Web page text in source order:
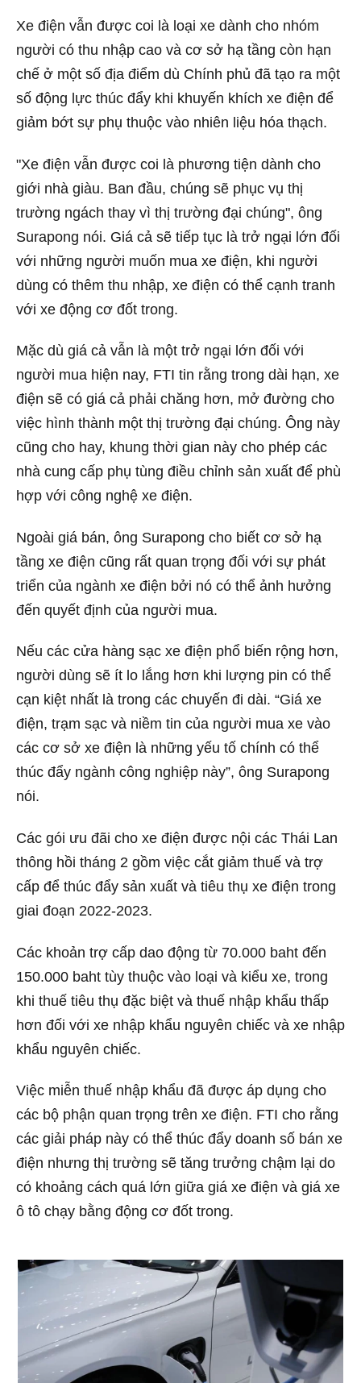
Xe điện vẫn được coi là loại xe dành cho nhóm
người có thu nhập cao và cơ sở hạ tầng còn hạn
chế ở một số địa điểm dù Chính phủ đã tạo ra một
số động lực thúc đẩy khi khuyến khích xe điện để
giảm bớt sự phụ thuộc vào nhiên liệu hóa thạch.
"Xe điện vẫn được coi là phương tiện dành cho
giới nhà giàu. Ban đầu, chúng sẽ phục vụ thị
trường ngách thay vì thị trường đại chúng", ông
Surapong nói. Giá cả sẽ tiếp tục là trở ngại lớn đối
với những người muốn mua xe điện, khi người
dùng có thêm thu nhập, xe điện có thể cạnh tranh
với xe động cơ đốt trong.
Mặc dù giá cả vẫn là một trở ngại lớn đối với
người mua hiện nay, FTI tin rằng trong dài hạn, xe
điện sẽ có giá cả phải chăng hơn, mở đường cho
việc hình thành một thị trường đại chúng. Ông này
cũng cho hay, khung thời gian này cho phép các
nhà cung cấp phụ tùng điều chỉnh sản xuất để phù
hợp với công nghệ xe điện.
Ngoài giá bán, ông Surapong cho biết cơ sở hạ
tầng xe điện cũng rất quan trọng đối với sự phát
triển của ngành xe điện bởi nó có thể ảnh hưởng
đến quyết định của người mua.
Nếu các cửa hàng sạc xe điện phổ biến rộng hơn,
người dùng sẽ ít lo lắng hơn khi lượng pin có thể
cạn kiệt nhất là trong các chuyến đi dài. “Giá xe
điện, trạm sạc và niềm tin của người mua xe vào
các cơ sở xe điện là những yếu tố chính có thể
thúc đẩy ngành công nghiệp này”, ông Surapong
nói.
Các gói ưu đãi cho xe điện được nội các Thái Lan
thông hồi tháng 2 gồm việc cắt giảm thuế và trợ
cấp để thúc đẩy sản xuất và tiêu thụ xe điện trong
giai đoạn 2022-2023.
Các khoản trợ cấp dao động từ 70.000 baht đến
150.000 baht tùy thuộc vào loại và kiểu xe, trong
khi thuế tiêu thụ đặc biệt và thuế nhập khẩu thấp
hơn đối với xe nhập khẩu nguyên chiếc và xe nhập
khẩu nguyên chiếc.
Việc miễn thuế nhập khẩu đã được áp dụng cho
các bộ phận quan trọng trên xe điện. FTI cho rằng
các giải pháp này có thể thúc đẩy doanh số bán xe
điện nhưng thị trường sẽ tăng trưởng chậm lại do
có khoảng cách quá lớn giữa giá xe điện và giá xe
ô tô chạy bằng động cơ đốt trong.